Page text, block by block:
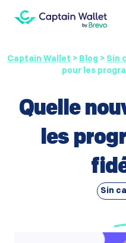
Captain Wallet > Blog > Sin
pour les
Quelle
les
Sin